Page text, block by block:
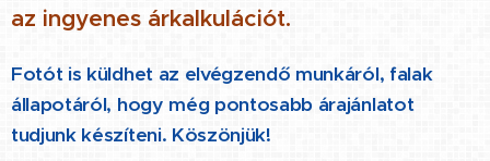
az ingyenes árkalkulációt.
Fotót is küldhet az elvégzendő munkáról, falak
állapotáról, hogy még pontosabb árajánlatot
tudjunk készíteni. Köszönjük!